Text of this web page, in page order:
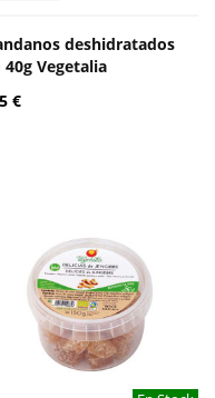
deshidratados
40g Vegetalia
€